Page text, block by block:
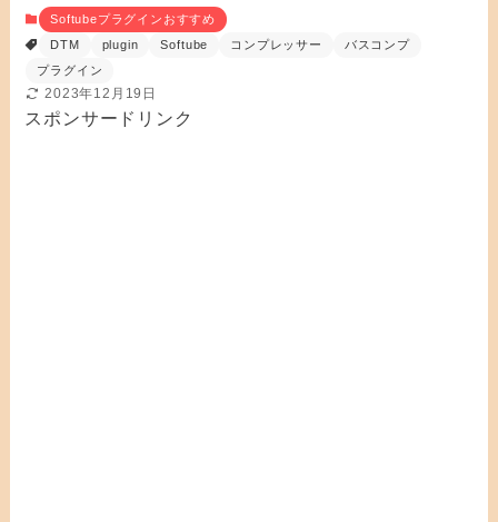
Softubeプラグインおすすめ
DTM
plugin Softube コンプレッサー
バスコンプ
プラグイン
2023年12月19日
スポンサードリンク